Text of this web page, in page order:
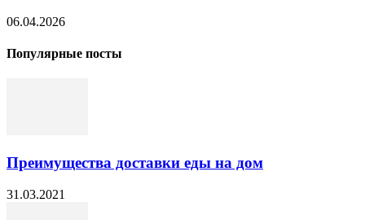
06.04.2026
Популярные посты
Преимущества доставки еды на дом
31.03.2021